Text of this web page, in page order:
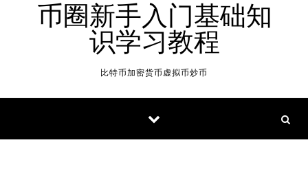
币圈新手入门基础知
识学习教程
比特币加密货币虚拟币炒币